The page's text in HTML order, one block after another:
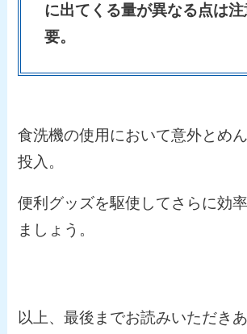
に出てくる量が異なる点は
要。
食洗機の使用において意外とめ
投入。
便利グッズを駆使してさらに効
ましょう。
以上、最後までお読みいただき